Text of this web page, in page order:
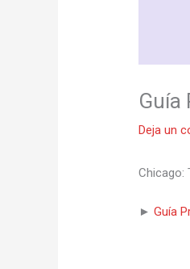
Guía
Deja un
Chicago:
►Guía